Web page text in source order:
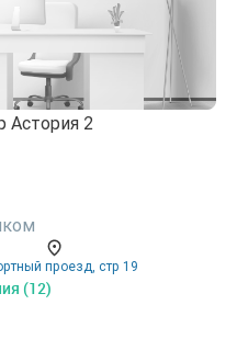
Астория 2
проезд, стр 19
(12)